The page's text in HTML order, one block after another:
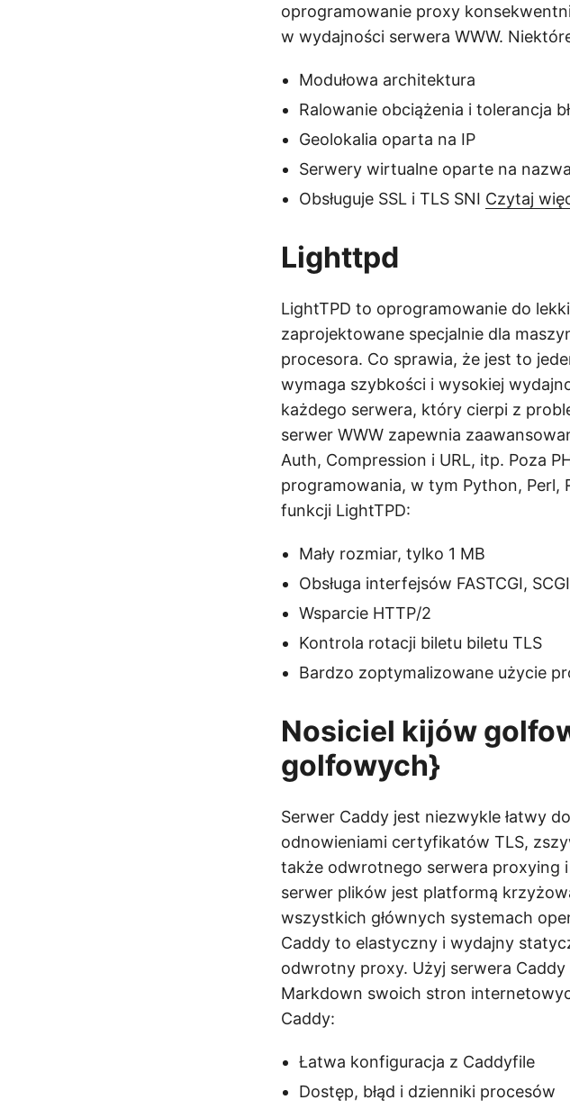
oprogramowanie proxy
w wydajności serwera WWW.
Modułowa architektura
Ralowanie obciążenia i tolerancja
Geolokalia oparta na IP
Serwery wirtualne oparte na
Obsługuje SSL i TLS SNI Czytaj
Lighttpd
LightTPD to oprogramowanie do
zaprojektowane specjalnie dla
procesora. Co sprawia, że ​​jest to
wymaga szybkości i wysokiej
każdego serwera, który cierpi z
serwer WWW zapewnia
Auth, Compression i URL, itp. Poza
programowania, w tym Python, Perl,
funkcji LightTPD:
Mały rozmiar, tylko 1 MB
Obsługa interfejsów FASTCGI,
Wsparcie HTTP/2
Kontrola rotacji biletu biletu TLS
Bardzo zoptymalizowane użycie
Nosiciel kijów
golfowych}
Serwer Caddy jest niezwykle łatwy
odnowieniami certyfikatów TLS,
także odwrotnego serwera proxying
serwer plików jest platformą
wszystkich głównych systemach
Caddy to elastyczny i wydajny
odwrotny proxy. Użyj serwera
Markdown swoich stron
Caddy:
Łatwa konfiguracja z Caddyfile
Dostęp, błąd i dzienniki procesów